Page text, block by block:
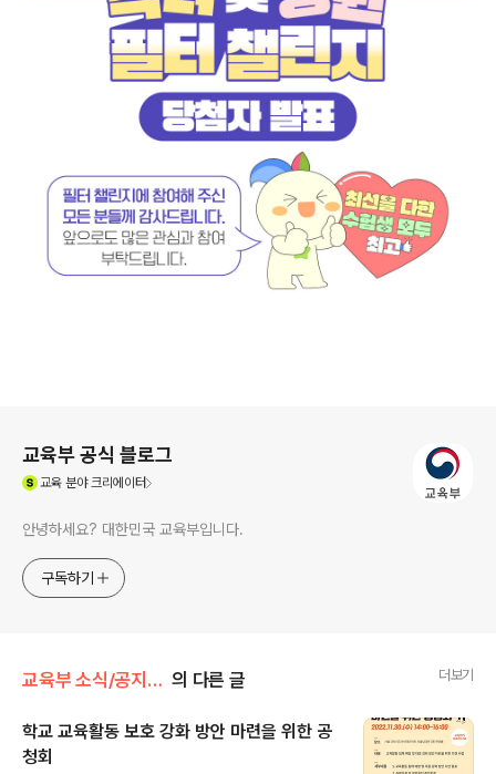
교육부 공식 블로그
교육분야 크리에이터
안녕하세요? 대한민국 교육부입니다.
구독하기
교육부 소식/공지사항 의 다른 글 더보기
학교 교육활동 보호 강화 방안 마련을 위한 공
청회